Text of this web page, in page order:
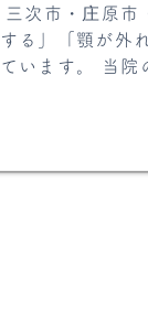
次市・庄原
る」「顎が外
います。 当